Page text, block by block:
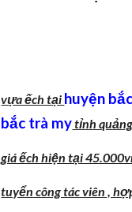
vựa ếch tại huyện
bắc trà mytỉnh
giá ếch hiện tại
tuyển công tác viên ,